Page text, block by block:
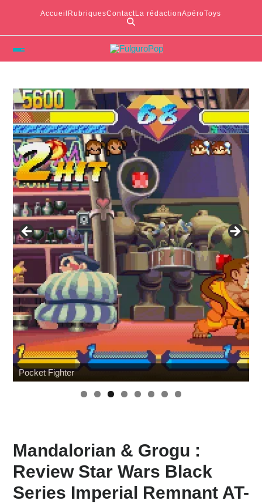
Accueil RubriquesContactLa rédactionApéroToys
Pocket Fighter
Mandalorian & Grogu :
Review Star Wars Black
Series Imperial Remnant AT-